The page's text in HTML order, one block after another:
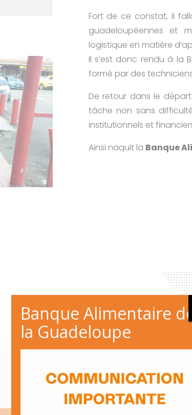
Fort de ce constat, il
guadeloupéennes et
logistique en matière
Il s’est donc rendu à la
formé par des
De retour dans le
tâche non sans
institutionnels et
Ainsi naquit la Banque
Banque Alimentaire
la Guadeloupe